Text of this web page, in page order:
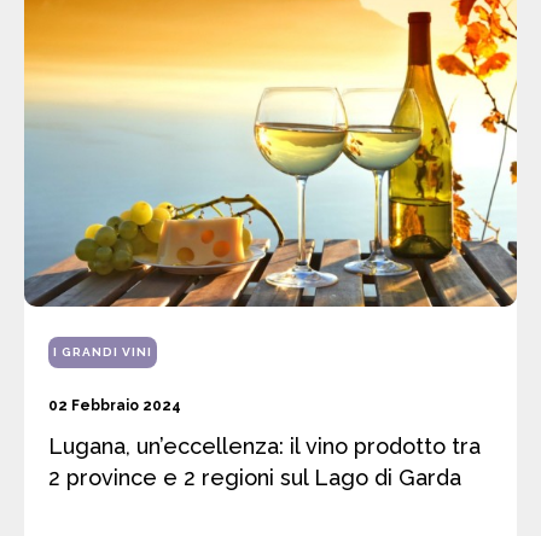
I GRANDI VINI
02 Febbraio 2024
Lugana, un’eccellenza: il vino prodotto tra
2 province e 2 regioni sul Lago di Garda